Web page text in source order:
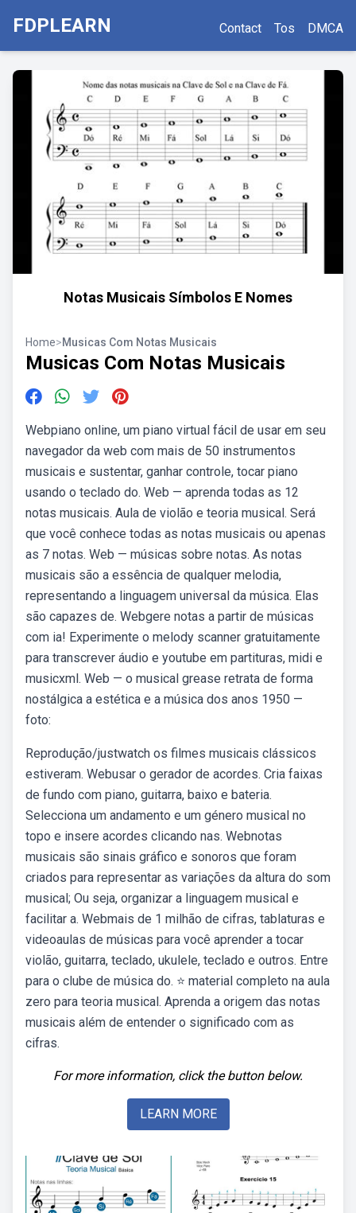
FDPLEARN Contact Tos DMCA
Notas Musicais Símbolos E Nomes
Home>Musicas Com Notas Musicais
Musicas Com Notas Musicais
Webpiano online, um piano virtual fácil de usar em seu
navegador da web com mais de 50 instrumentos
musicais e sustentar, ganhar controle, tocar piano
usando o teclado do. Web — aprenda todas as 12
notas musicais. Aula de violão e teoria musical. Será
que você conhece todas as notas musicais ou apenas
as 7 notas. Web — músicas sobre notas. As notas
musicais são a essência de qualquer melodia,
representando a linguagem universal da música. Elas
são capazes de. Webgere notas a partir de músicas
com ia! Experimente o melody scanner gratuitamente
para transcrever áudio e youtube em partituras, midi e
musicxml. Web — o musical grease retrata de forma
nostálgica a estética e a música dos anos 1950 —
foto:
Reprodução/justwatch os filmes musicais clássicos
estiveram. Webusar o gerador de acordes. Cria faixas
de fundo com piano, guitarra, baixo e bateria.
Selecciona um andamento e um género musical no
topo e insere acordes clicando nas. Webnotas
musicais são sinais gráfico e sonoros que foram
criados para representar as variações da altura do som
musical; Ou seja, organizar a linguagem musical e
facilitar a. Webmais de 1 milhão de cifras, tablaturas e
videoaulas de músicas para você aprender a tocar
violão, guitarra, teclado, ukulele, teclado e outros. Entre
para o clube de música do. ⭐ material completo na aula
zero para teoria musical. Aprenda a origem das notas
musicais além de entender o significado com as
cifras.
For more information, click the button below.
LEARN MORE